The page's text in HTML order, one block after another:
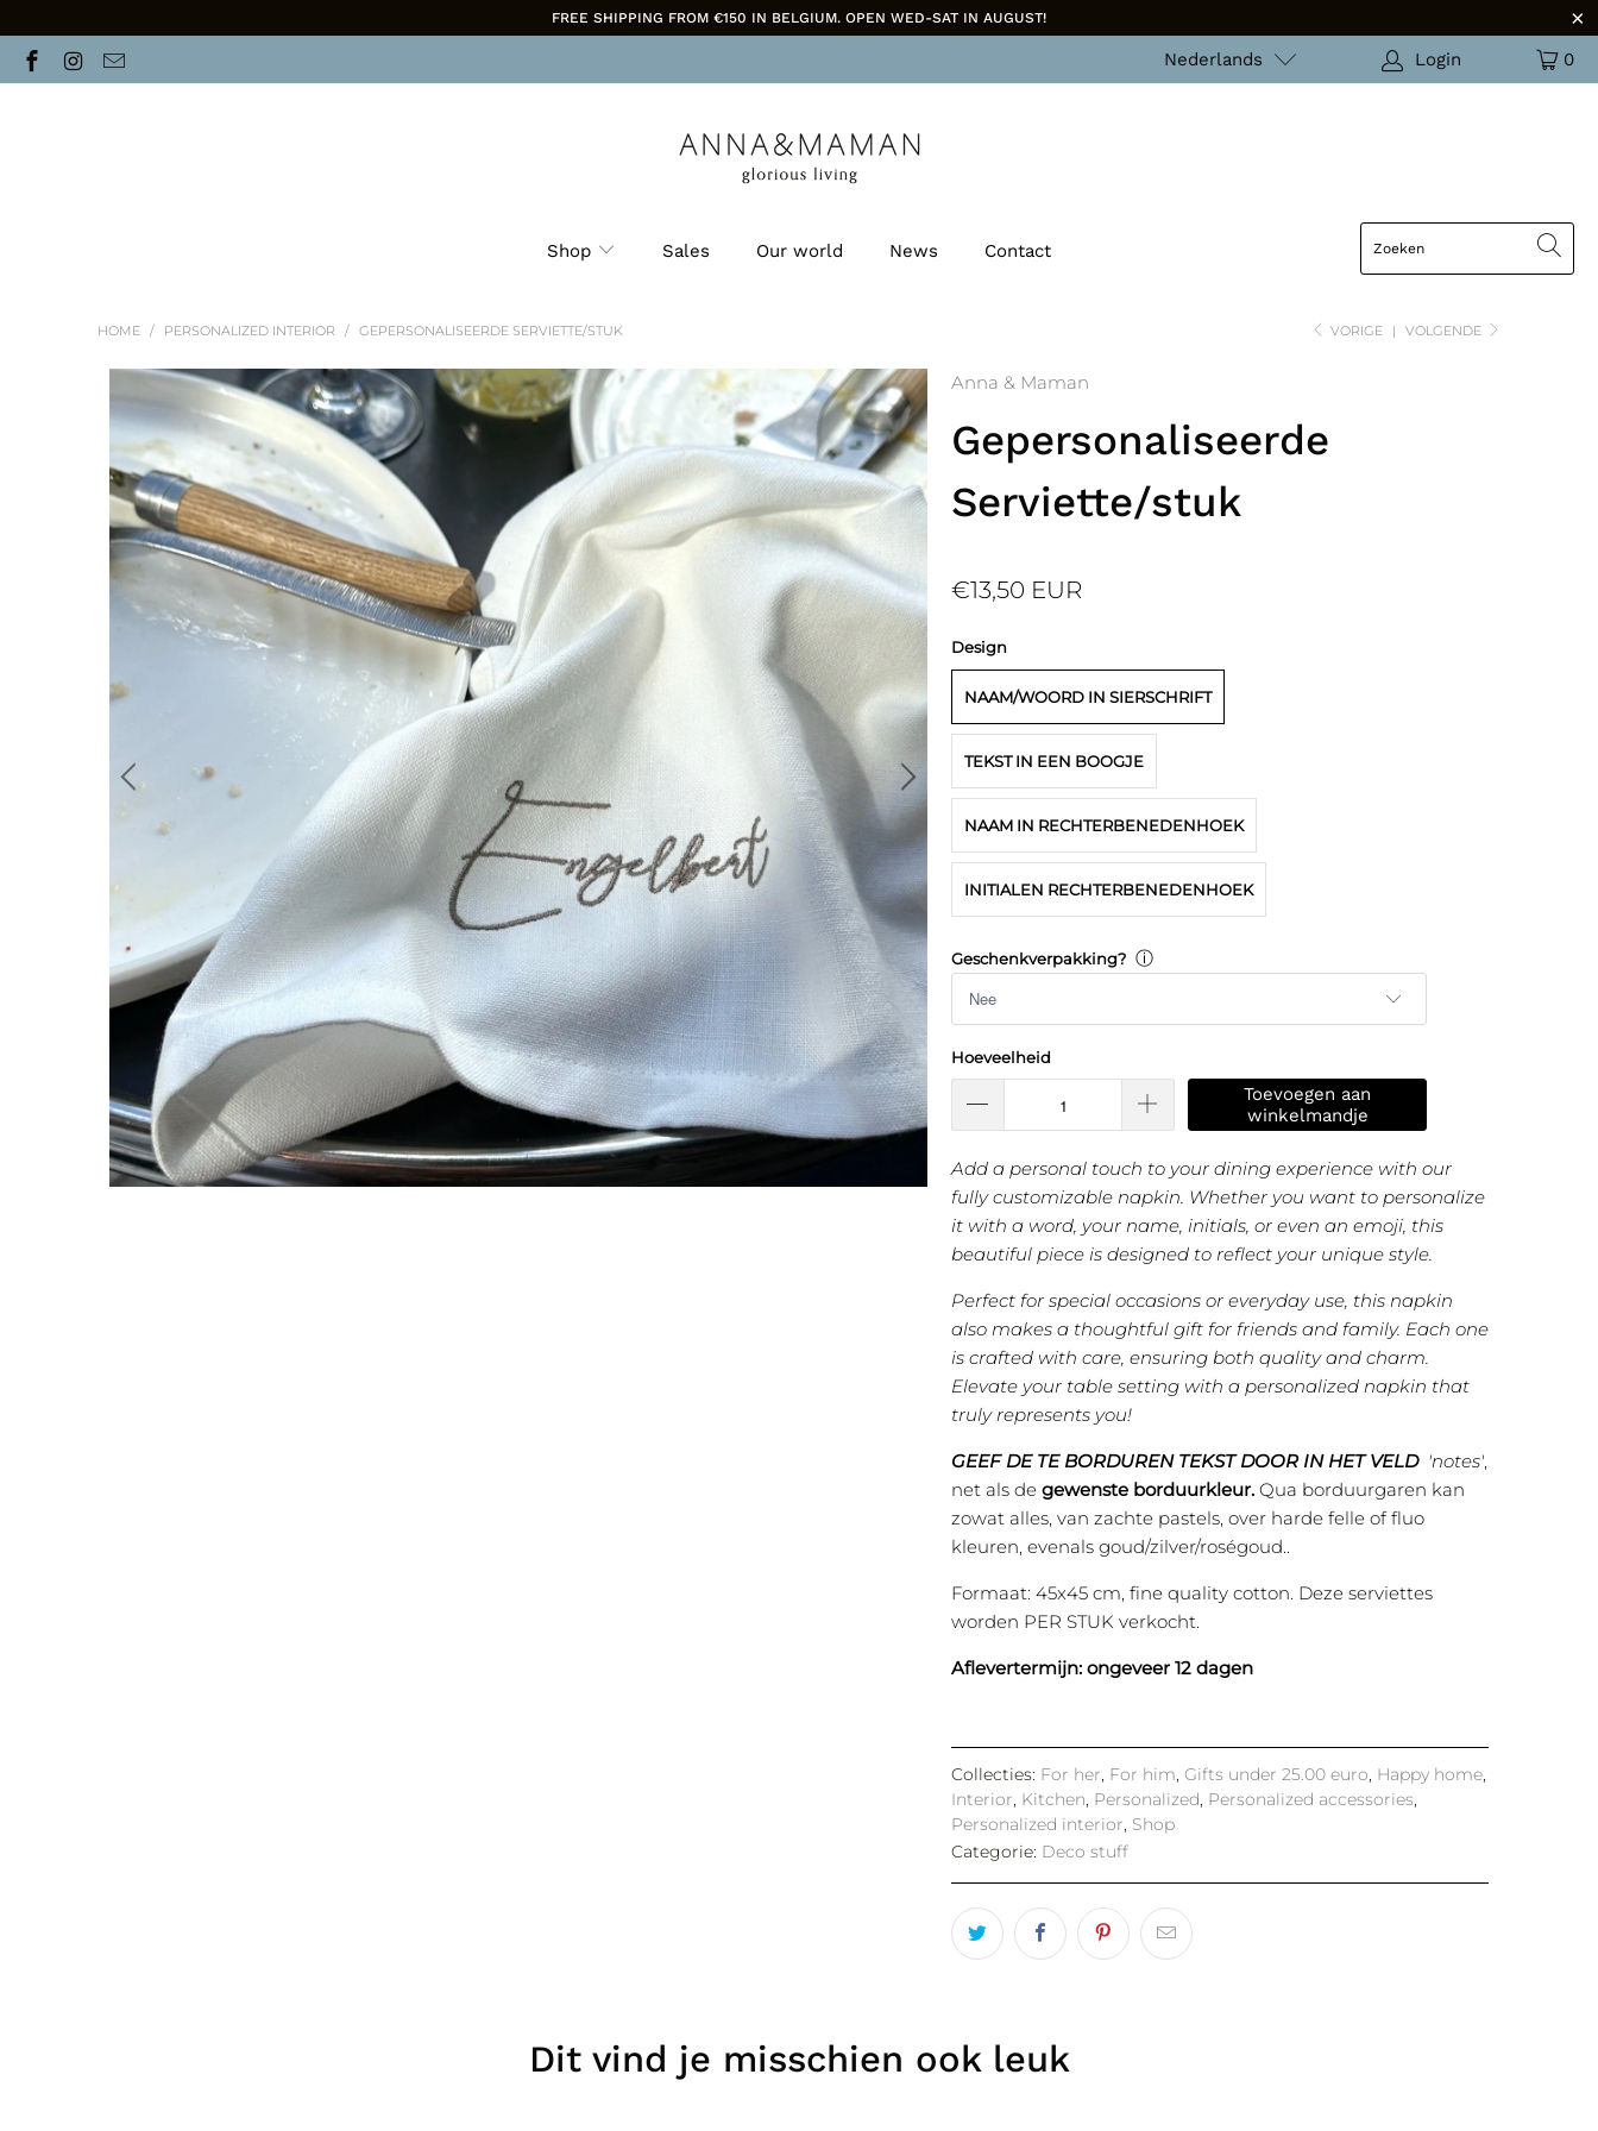
FREE SHIPPING FROM €150 IN BELGIUM. OPEN WED-SAT IN AUGUST!
Nederlands Login 0
Shop Sales Our world News Contact
VORIGE | VOLGENDE
HOME / PERSONALIZED INTERIOR / GEPERSONALISEERDE SERVIETTE/STUK
Anna & Maman
Gepersonaliseerde
Serviette/stuk
€13,50 EUR
Design
NAAM/WOORD IN SIERSCHRIFT
TEKST IN EEN BOOGJE
NAAM IN RECHTERBENEDENHOEK
INITIALEN RECHTERBENEDENHOEK
Geschenkverpakking? ⓘ
Hoeveelheid
Toevoegen aan
winkelmandje
Add a personal touch to your dining experience with our
fully customizable napkin. Whether you want to personalize
it with a word, your name, initials, or even an emoji, this
beautiful piece is designed to reflect your unique style.
Perfect for special occasions or everyday use, this napkin
also makes a thoughtful gift for friends and family. Each one
is crafted with care, ensuring both quality and charm.
Elevate your table setting with a personalized napkin that
truly represents you!
GEEF DE TE BORDUREN TEKST DOOR IN HET VELD 'notes',
net als de gewenste borduurkleur. Qua borduurgaren kan
zowat alles, van zachte pastels, over harde felle of fluo
kleuren, evenals goud/zilver/roségoud..
Formaat: 45x45 cm, fine quality cotton. Deze serviettes
worden PER STUK verkocht.
Aflevertermijn: ongeveer 12 dagen
Collecties: For her For him Gifts under 25.00 euro Happy home
Interior Kitchen Personalized Personalized accessories
Personalized interior Shop
Categorie: Deco stuff
Dit vind je misschien ook leuk